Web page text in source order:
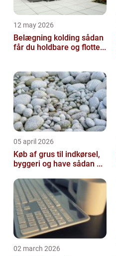
12 may 2026
Belægning kolding sådan
får du holdbare og flotte...
05 april 2026
Køb af grus til indkørsel,
byggeri og have sådan ...
02 march 2026